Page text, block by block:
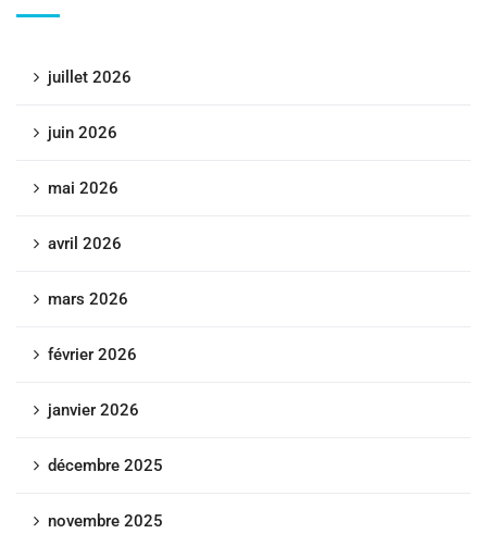
juillet 2026
juin 2026
mai 2026
avril 2026
mars 2026
février 2026
janvier 2026
décembre 2025
novembre 2025